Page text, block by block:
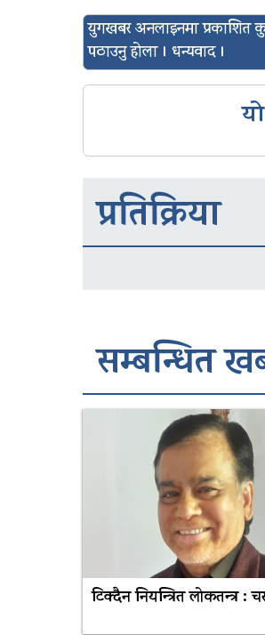
युगखबर अनलाइनमा प्रकाशित
पठाउनु होला । धन्यवाद ।
प्रतिक्रिया
सम्बन्धित
टिक्दैन नियन्त्रित लोकतन्त्र :